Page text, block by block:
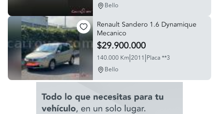
Bello
Renault Sandero 1.6 Dynamique
Mecanico
$29.900.000
140.000 Km|2011|Placa **3
Bello